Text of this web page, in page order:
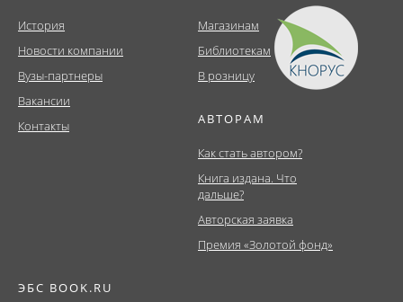
История
Новости компании
Вузы-партнеры
Вакансии
Контакты
Магазинам
Библиотекам
В розницу
АВТОРАМ
Как стать автором?
Книга издана. Что
дальше?
Авторская заявка
Премия «Золотой фонд»
ЭБС BOOK.RU